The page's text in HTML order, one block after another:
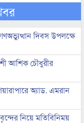
দিবস উপলক্ষে
আশিক চৌধুরীর
অ্যাড. এমরান
নিয়ে মতিবিনিময়